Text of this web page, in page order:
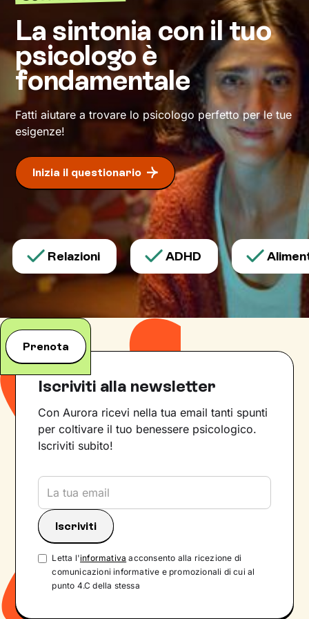
benessere sarà di nuovo a portata di mano .
La sintonia con il tuo
psicologo è
fondamentale
Fatti aiutare a trovare lo psicologo perfetto per le tue
esigenze!
Inizia il questionario
Relazioni ADHD
Prenota
Iscriviti alla newsletter
Con Aurora ricevi nella tua email tanti spunti
per coltivare il tuo benessere psicologico.
Iscriviti subito!
Letta l'informativa acconsento alla ricezione di
comunicazioni informative e promozionali di cui al
punto 4.C della stessa